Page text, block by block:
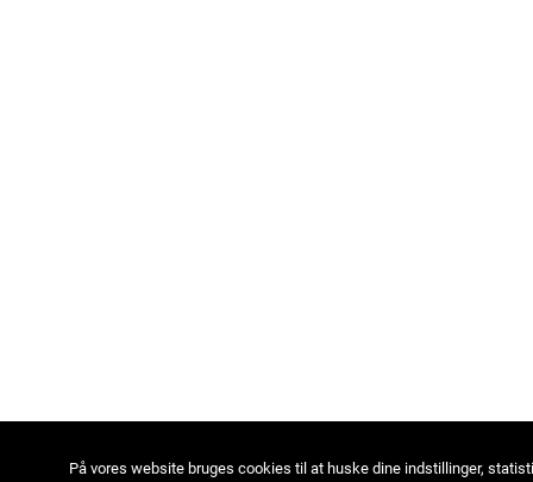
På vores website bruges cookies til at huske dine indstillinger,